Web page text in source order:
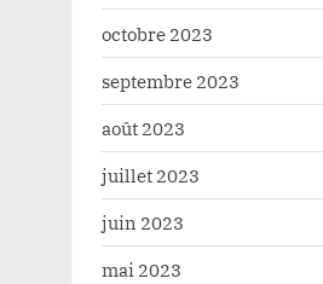
octobre 2023
septembre 2023
août 2023
juillet 2023
juin 2023
mai 2023